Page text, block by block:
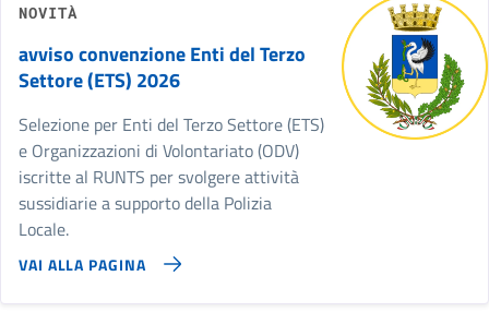
NOVITÀ
avviso convenzione Enti del Terzo
Settore (ETS) 2026
Selezione per Enti del Terzo Settore (ETS)
e Organizzazioni di Volontariato (ODV)
iscritte al RUNTS per svolgere attività
sussidiarie a supporto della Polizia
Locale.
VAI ALLA PAGINA